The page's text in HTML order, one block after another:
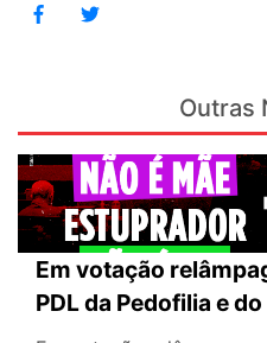
Outras
Em votação
PDL da Pedofilia e